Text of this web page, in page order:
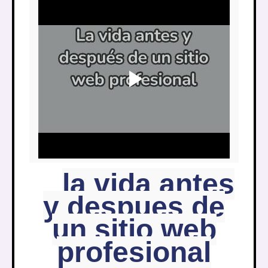
la vida antes
y despues de
un sitio web
profesional